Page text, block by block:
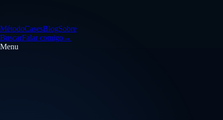
MétodoCasesBlogSobre
BuscarFalar comigo→
Menu